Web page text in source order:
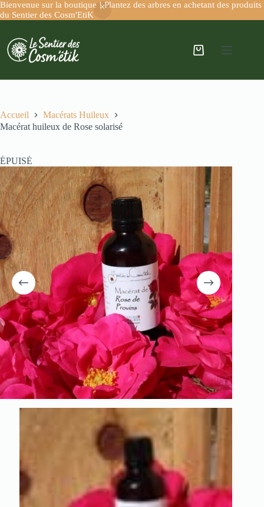
Bienvenue sur la boutique ! Plantez des arbres en achetant des produits
du Sentier des Cosm'EtiK
Accueil
Macérats Huileux
Macérat huileux de Rose solarisé
ÉPUISÉ